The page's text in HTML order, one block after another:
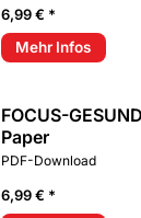
6,99 € *
Mehr Infos
FOCUS-
Paper
PDF-Download
6,99 € *